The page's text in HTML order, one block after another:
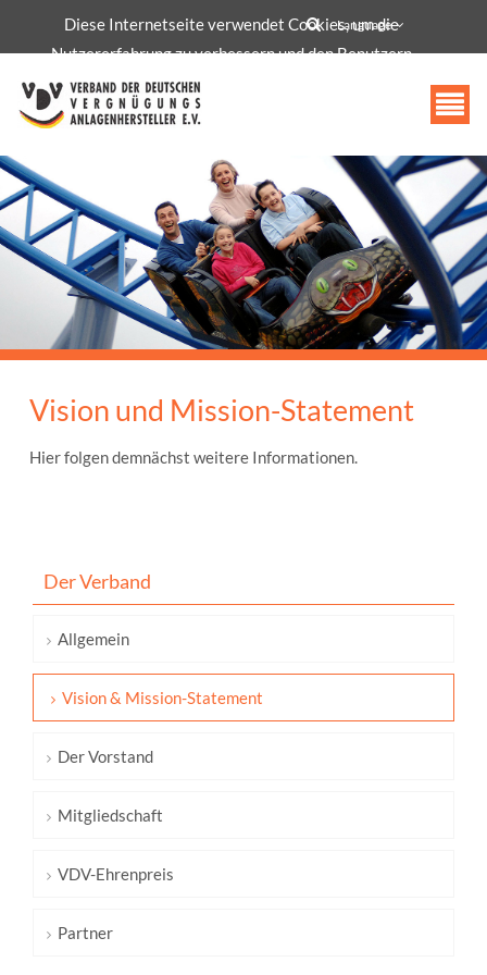
Language
info@vdv-freizeittechnologie.de
Vision und Mission-Statement
Hier folgen demnächst weitere Informationen.
Der Verband
Allgemein
Vision & Mission-Statement
Der Vorstand
Mitgliedschaft
VDV-Ehrenpreis
Partner
Diese Internetseite verwendet Cookies, um die
Nutzererfahrung zu verbessern und den Benutzern
bestimmte Dienste und Funktionen bereitzustellen.
Akzeptieren